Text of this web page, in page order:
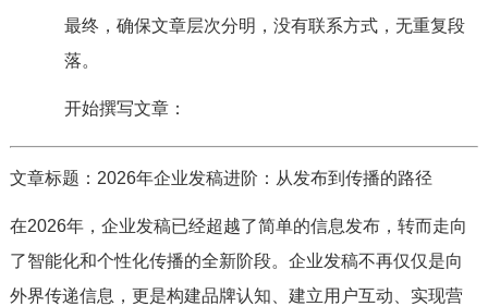
最终，确保文章层次分明，没有联系方式，无重复段
落。
开始撰写文章：
文章标题：2026年企业发稿进阶：从发布到传播的路径
在2026年，企业发稿已经超越了简单的信息发布，转而走向
了智能化和个性化传播的全新阶段。企业发稿不再仅仅是向
外界传递信息，更是构建品牌认知、建立用户互动、实现营